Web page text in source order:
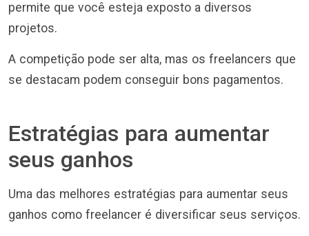
permite que você esteja exposto a diversos
projetos.
A competição pode ser alta, mas os freelancers que
se destacam podem conseguir bons pagamentos.
Estratégias para aumentar
seus ganhos
Uma das melhores estratégias para aumentar seus
ganhos como freelancer é diversificar seus serviços.